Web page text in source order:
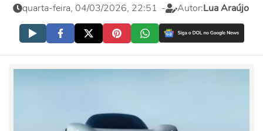
quarta-feira, 04/03/2026, 22:51 - Autor:Lua Araújo